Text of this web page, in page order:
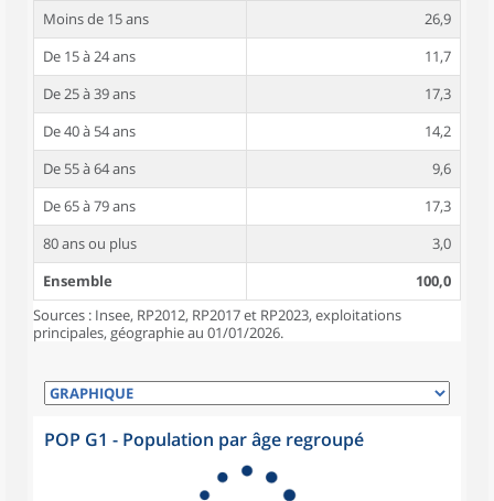
Moins de 15 ans
26,9
De 15 à 24 ans
11,7
De 25 à 39 ans
17,3
De 40 à 54 ans
14,2
De 55 à 64 ans
9,6
De 65 à 79 ans
17,3
80 ans ou plus
3,0
Ensemble
100,0
Sources : Insee, RP2012, RP2017 et RP2023, exploitations
principales, géographie au 01/01/2026.
POP G1 - Population par âge regroupé